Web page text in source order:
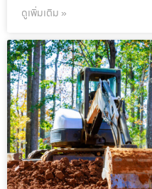
ดูเพิ่มเติม »